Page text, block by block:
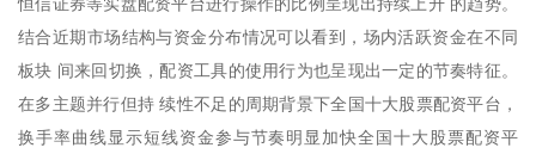
结合近期市场结构与资金分布情况可以看到，场内活跃资金在不同
板块 间来回切换，配资工具的使用行为也呈现出一定的节奏特征。
在多主题并行但持 续性不足的周期背景下全国十大股票配资平台，
换手率曲线显示短线资金参与节奏明显加快全国十大股票配资平